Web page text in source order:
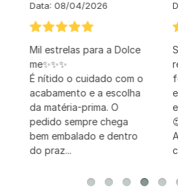
Data:08/04/2026
Mil estrelas para a Dolce
me✨✨✨
É nítido o cuidado com o
acabamento e a escolha
da matéria-prima. O
pedido sempre chega
bem embalado e dentro
do praz...
😍